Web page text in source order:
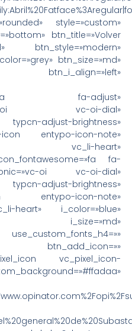
style=»custom»
btn_title=»Volver
btn_size=»md»
btn_i_align=»left»
fa-adjust»
oi vc-oi-dial»
typcn-adjust-brightness»
icon entypo-icon-note»
vc_li-heart»
fa-
oi vc-oi-dial»
adjust-brightness»
entypo-icon-note»
heart» i_color=»blue»
i_size=»md»
btn_add_icon=»»
vc_pixel_icon-